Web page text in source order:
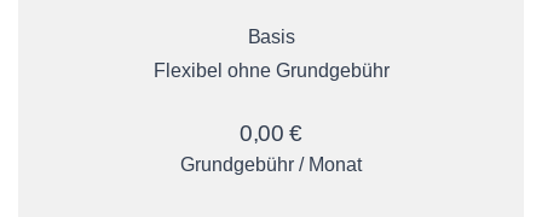
Basis
Flexibel ohne Grundgebühr
0,00 €
Grundgebühr / Monat